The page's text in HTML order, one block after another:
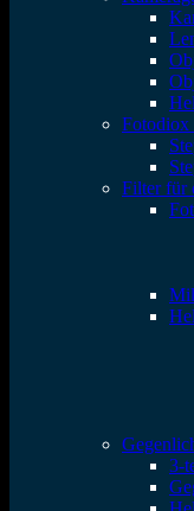
Fotodiox
Filter für
3-